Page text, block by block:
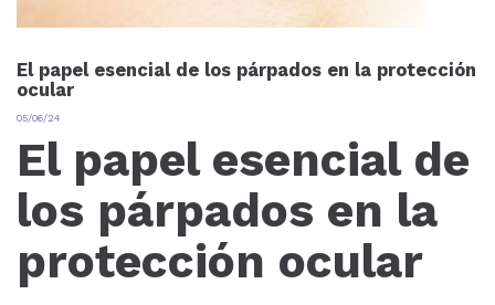
El papel esencial de los párpados en la protección
ocular
05/06/24
El papel esencial de
los párpados en la
protección ocular